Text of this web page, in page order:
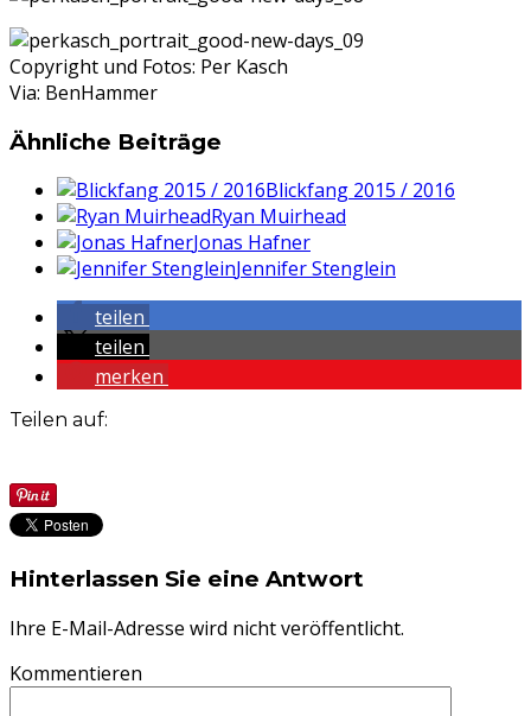
Copyright und Fotos: Per Kasch
Via: BenHammer
Ähnliche Beiträge
Blickfang 2015 / 2016
Ryan Muirhead
Jonas Hafner
Jennifer Stenglein
teilen
teilen
merken
Teilen auf:
Hinterlassen Sie eine Antwort
Ihre E-Mail-Adresse wird nicht veröffentlicht.
Kommentieren